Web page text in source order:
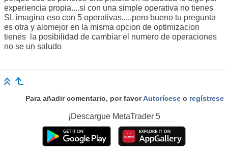
experiencia propia....si con una simple operativa no tienes
SL imagina eso con 5 operativas.....pero bueno tu pregunta
es otra y alomejor en la misma opcion de optimizacion
tienes la posibilidad de cambiar el numero de operaciones
no se un saludo
Para añadir comentario, por favorAutorícese o regístrese
¡Descargue MetaTrader 5